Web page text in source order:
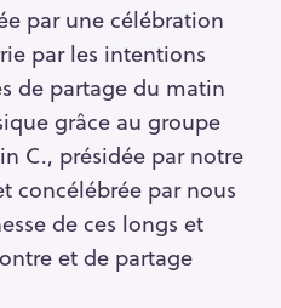
par une célébration
par les intentions
de partage du matin
grâce au groupe
C., présidée par notre
concélébrée par nous
de ces longs et
et de partage